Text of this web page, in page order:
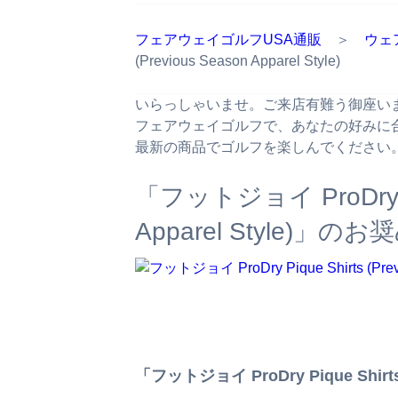
フェアウェイゴルフUSA通販 ＞
ウェ
(Previous Season Apparel Style)
いらっしゃいませ。ご来店有難う御座い
フェアウェイゴルフで、あなたの好み
最新の商品でゴルフを楽しんでください
「フットジョイ
Apparel Style)」のお
「フットジョイ ProDry Pique